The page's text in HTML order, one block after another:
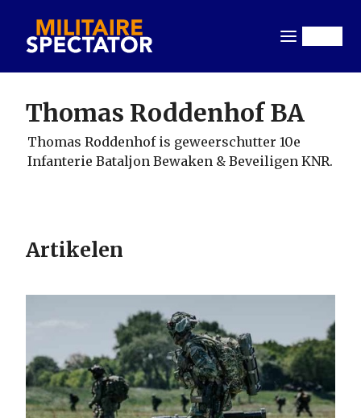
naar
gaanThomas Roddenhof BA
Thomas Roddenhof is geweerschutter 10e
Infanterie Bataljon Bewaken & Beveiligen KNR.
Artikelen